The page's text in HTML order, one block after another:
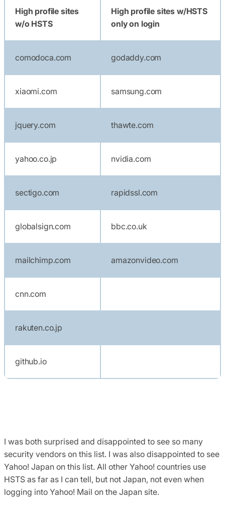
High profile sites
w/o HSTS
High profile sites w/HSTS
only on login
comodoca.com godaddy.com
xiaomi.com samsung.com
jquery.com thawte.com
yahoo.co.jp nvidia.com
sectigo.com rapidssl.com
globalsign.com bbc.co.uk
mailchimp.com amazonvideo.com
cnn.com
rakuten.co.jp
github.io
I was both surprised and disappointed to see so many
security vendors on this list. I was also disappointed to see
Yahoo! Japan on this list. All other Yahoo! countries use
HSTS as far as I can tell, but not Japan, not even when
logging into Yahoo! Mail on the Japan site.